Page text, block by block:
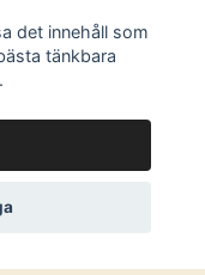
Prenumerera
det innehåll som
tänkbara